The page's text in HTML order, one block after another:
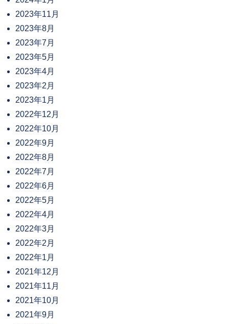
2023年11月
2023年8月
2023年7月
2023年5月
2023年4月
2023年2月
2023年1月
2022年12月
2022年10月
2022年9月
2022年8月
2022年7月
2022年6月
2022年5月
2022年4月
2022年3月
2022年2月
2022年1月
2021年12月
2021年11月
2021年10月
2021年9月